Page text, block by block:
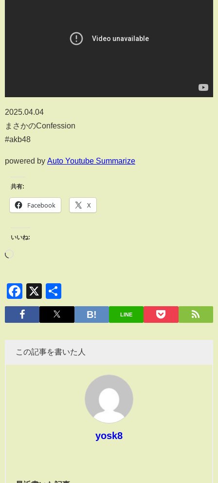
2025.04.04
まさかのConfession
#akb48
powered by Auto Youtube Summarize
共有:
Facebook X
いいね:
Facebook
X
有
LINE
この記事を書いた人
yosk8